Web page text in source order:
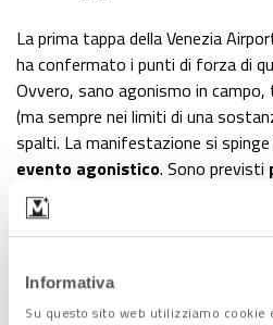
Informativa
Su questo sito web utilizziamo
La prima tappa della Venezia
ha confermato i punti di forza di
Ovvero, sano agonismo in
(ma sempre nei limiti di una
spalti. La manifestazione si
evento agonistico. Sono previsti
comunicativa e le coreografie
quello, insomma, che ruota